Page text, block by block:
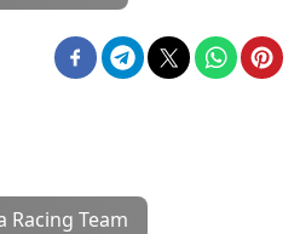
Racing Team